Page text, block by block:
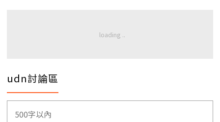
udn討論區